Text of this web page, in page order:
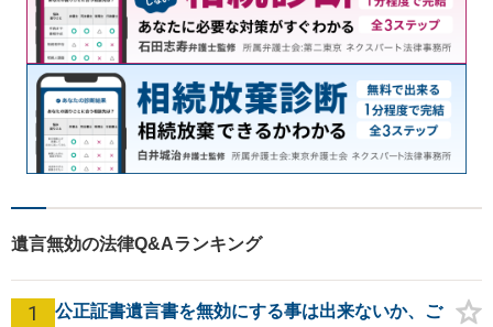
遺言無効の法律Q&Aランキング
1
公正証書遺言書を無効にする事は出来ないか、ご